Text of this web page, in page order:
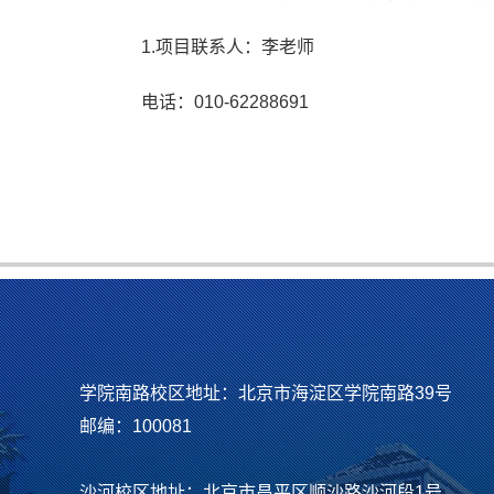
1.项目联系人：李老师
电话：010-62288691
学院南路校区地址：北京市海淀区学院南路39号
邮编：100081